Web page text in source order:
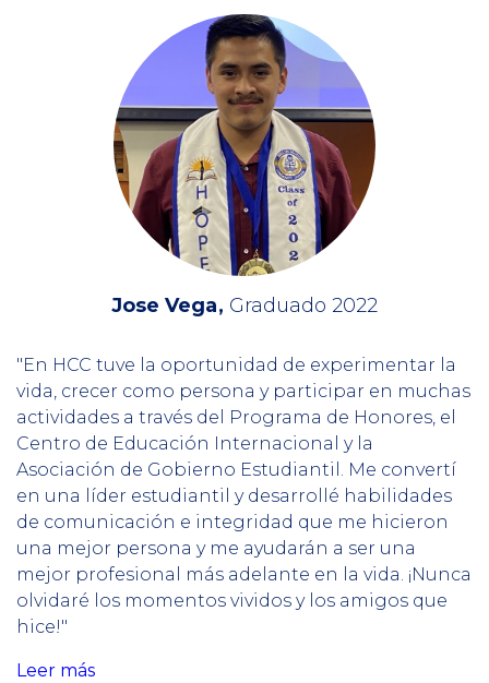
Jose Vega Graduado 2022
"En HCC tuve la oportunidad de experimentar la
vida, crecer como persona y participar en muchas
actividades a través del Programa de Honores, el
Centro de Educación Internacional y la
Asociación de Gobierno Estudiantil. Me convertí
en una líder estudiantil y desarrollé habilidades
de comunicación e integridad que me hicieron
una mejor persona y me ayudarán a ser una
mejor profesional más adelante en la vida. ¡Nunca
olvidaré los momentos vividos y los amigos que
hice!"
Leer más